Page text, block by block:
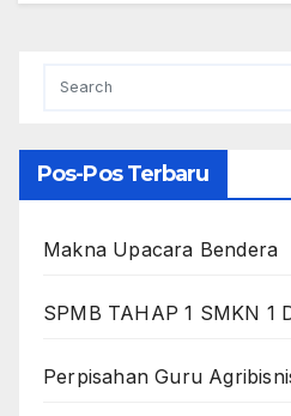
Pos-Pos Terbaru
Makna Upacara Bendera
SPMB TAHAP 1 SMKN 1
Perpisahan Guru